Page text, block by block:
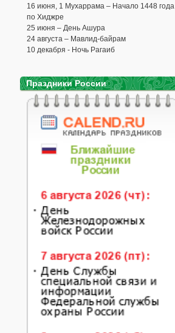
16 июня, 1 Мухаррама – Начало 1448 года
по Хиджре
25 июня – День Ашура
24 августа – Мавлид-байрам
10 декабря - Ночь Рагаиб
Праздники России